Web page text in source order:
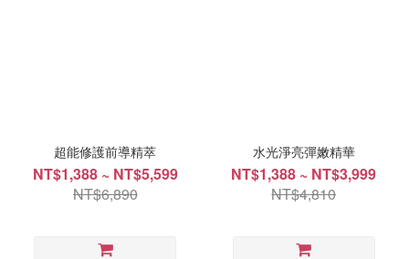
超能修護前導精萃
NT$1,388 ~ NT$5,599
NT$6,890
水光淨亮彈嫩精華
NT$1,388 ~ NT$3,999
NT$4,810